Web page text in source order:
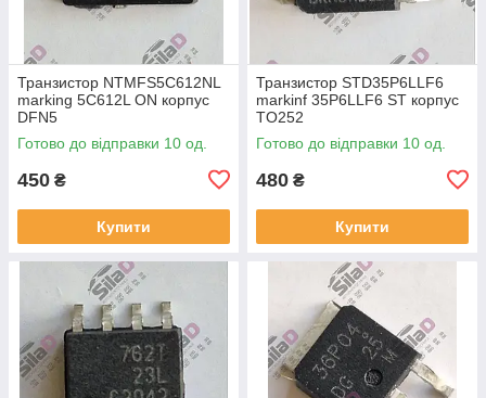
Транзистор NTMFS5C612NL
marking 5C612L ON корпус
DFN5
Готово до відправки 10 од.
450 ₴
Купити
Транзистор STD35P6LLF6
markinf 35P6LLF6 ST корпус
TO252
Готово до відправки 10 од.
480 ₴
Купити